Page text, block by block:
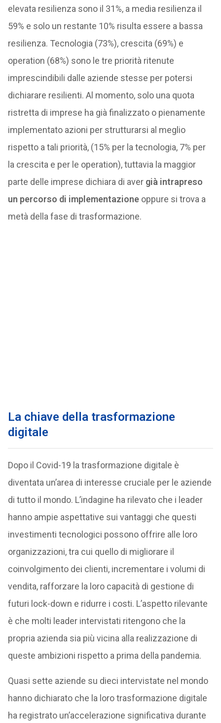
elevata resilienza sono il 31%, a media resilienza il
59% e solo un restante 10% risulta essere a bassa
resilienza. Tecnologia (73%), crescita (69%) e
operation (68%) sono le tre priorità ritenute
imprescindibili dalle aziende stesse per potersi
dichiarare resilienti. Al momento, solo una quota
ristretta di imprese ha già finalizzato o pienamente
implementato azioni per strutturarsi al meglio
rispetto a tali priorità, (15% per la tecnologia, 7% per
la crescita e per le operation), tuttavia la maggior
parte delle imprese dichiara di aver già intrapreso
un percorso di implementazioneoppure si trova a
metà della fase di trasformazione.
La chiave della trasformazione
digitale
Dopo il Covid-19 la trasformazione digitale è
diventata un’area di interesse cruciale per le aziende
di tutto il mondo. L’indagine ha rilevato che i leader
hanno ampie aspettative sui vantaggi che questi
investimenti tecnologici possono offrire alle loro
organizzazioni, tra cui quello di migliorare il
coinvolgimento dei clienti, incrementare i volumi di
vendita, rafforzare la loro capacità di gestione di
futuri lock-down e ridurre i costi. L’aspetto rilevante
è che molti leader intervistati ritengono che la
propria azienda sia più vicina alla realizzazione di
queste ambizioni rispetto a prima della pandemia.
Quasi sette aziende su dieci intervistate nel mondo
hanno dichiarato che la loro trasformazione digitale
ha registrato un’accelerazione significativa durante